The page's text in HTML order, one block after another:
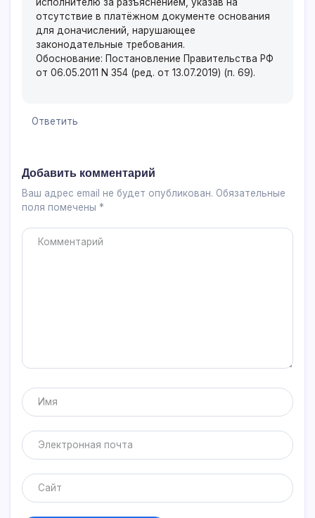
отсутствие в платёжном документе основания
для доначислений, нарушающее
законодательные требования.
Обоснование: Постановление Правительства РФ
от 06.05.2011 N 354 (ред. от 13.07.2019) (п. 69).
Ответить
Добавить комментарий
Ваш адрес email не будет опубликован. Обязательные
поля помечены *